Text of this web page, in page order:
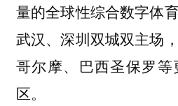
量的全球性综合数字体
武汉、深圳双城双主场
哥尔摩、巴西圣保罗
区。